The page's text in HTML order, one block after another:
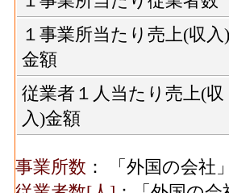
印刷･事業所数(2016)
印刷･従業者数(2016)
印刷･現金給与総額(2016)
印刷･原材料、燃料、電
年末現在高
繊維･事業所数(2016)：繊
造所あるいは加工所の数
繊維･従業者数[人](2016)：
業者、常用労働者の数
繊維･現金給与総額[百万円
者の人件費及び派遣受入
１事業所当たり売上(収入)
金額
従業者１人当たり売上(収
入)金額
事業所数 ： 「外国の会